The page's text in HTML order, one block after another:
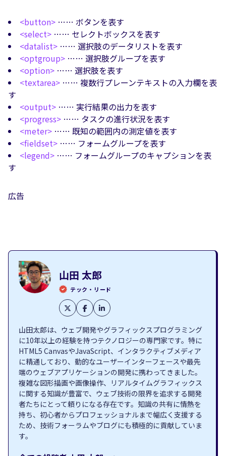
<button> …… ボタンを表す
<select> …… セレクトボックスを表す
<datalist> …… 選択肢のデータリストを表す
<optgroup> …… 選択肢グループを表す
<option> …… 選択肢を表す
<textarea> …… 複数行プレーンテキストの入力欄を表
す
<output> …… 実行結果の出力を表す
<progress> …… タスクの進行状況を表す
<meter> …… 既知の範囲内の測定値を表す
<fieldset> …… フォームグループを表す
<legend> …… フォームグループのキャプションを表
す
広告
山田 太郎
テック・リード
山田太郎は、ウェブ開発やグラフィックスプログラミング
に10年以上の経験を持つテクノロジーの専門家です。特に
HTML5 CanvasやJavaScript、インタラクティブメディア
に精通しており、動的なユーザーインターフェースや最先
端のウェブアプリケーションの開発に携わってきました。
複雑な図形描画や画像操作、リアルタイムグラフィックス
に関する知識が豊富で、ウェブ技術の限界を追求する開発
者たちにとって頼りになる存在です。知識の共有に情熱を
持ち、初心者からプロフェッショナルまで幅広く支援する
ため、技術フォーラムやブログにも積極的に貢献していま
す。